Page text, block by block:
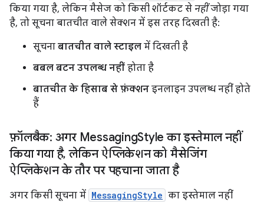
किया गया है, लेकिन मैसेज को किसी शॉर्टकट से नहींजोड़ा गया
है, तो सूचना बातचीत वाले सेक्शन में इस तरह दिखती है:
सूचना बातचीत वाले स्टाइल में दिखती है
बबल बटन उपलब्ध नहीं होता है
बातचीत के हिसाब से फ़ंक्शन इनलाइन उपलब्ध नहीं होते
हैं
फ़ॉलबैक: अगर MessagingStyle का इस्तेमाल नहीं
किया गया है, लेकिन ऐप्लिकेशन को मैसेजिंग
ऐप्लिकेशन के तौर पर पहचाना जाता है
अगर किसी सूचना में MessagingStyle का इस्तेमाल नहीं